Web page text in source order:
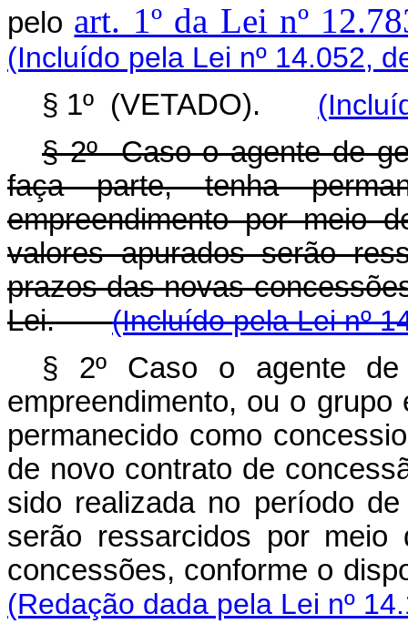
pelo art. 1º da Lei nº
(Incluído pela Lei nº 14.052,
§ 1º (VETADO).
§ 2º Caso o agente de
faça parte, tenha
empreendimento por meio
valores apurados serão
prazos das novas
Lei.(Incluído pela Lei nº
§ 2º Caso o agente de
empreendimento, ou o
permanecido como
de novo contrato de
sido realizada no período
serão ressarcidos por
concessões, conforme o
(Redação dada pela Lei nº